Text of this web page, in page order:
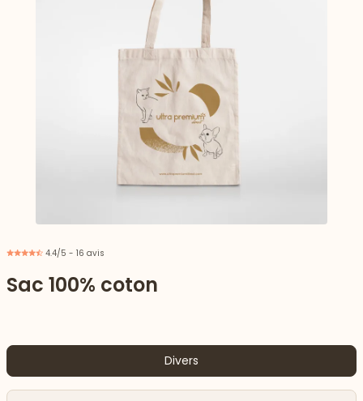
4.4/5 - 16 avis
Sac 100% coton
Divers